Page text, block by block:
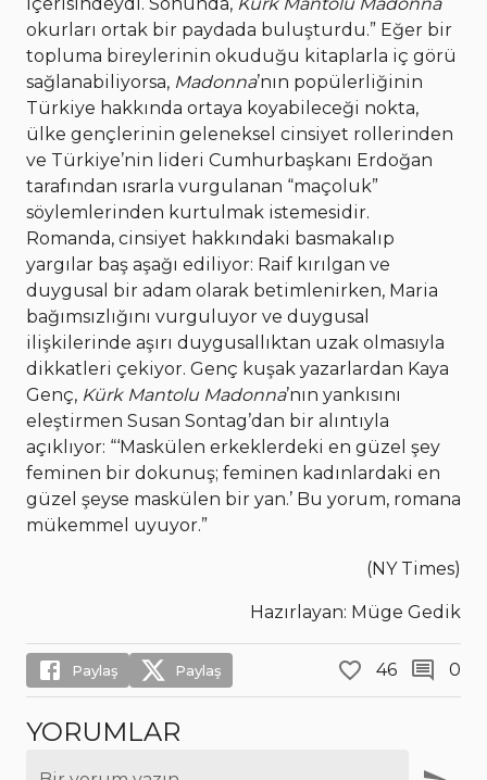
okurları ortak bir paydada buluşturdu.” Eğer bir
topluma bireylerinin okuduğu kitaplarla iç görü
sağlanabiliyorsa, Madonna’nın popülerliğinin
Türkiye hakkında ortaya koyabileceği nokta,
ülke gençlerinin geleneksel cinsiyet rollerinden
ve Türkiye’nin lideri Cumhurbaşkanı Erdoğan
tarafından ısrarla vurgulanan “maçoluk”
söylemlerinden kurtulmak istemesidir.
Romanda, cinsiyet hakkındaki basmakalıp
yargılar baş aşağı ediliyor: Raif kırılgan ve
duygusal bir adam olarak betimlenirken, Maria
bağımsızlığını vurguluyor ve duygusal
ilişkilerinde aşırı duygusallıktan uzak olmasıyla
dikkatleri çekiyor. Genç kuşak yazarlardan Kaya
Genç, Kürk Mantolu Madonna’nın yankısını
eleştirmen Susan Sontag’dan bir alıntıyla
açıklıyor: “‘Maskülen erkeklerdeki en güzel şey
feminen bir dokunuş; feminen kadınlardaki en
güzel şeyse maskülen bir yan.’ Bu yorum, romana
mükemmel uyuyor.”
(NY Times)
Hazırlayan: Müge Gedik
Paylaş Paylaş 46 0
YORUMLAR